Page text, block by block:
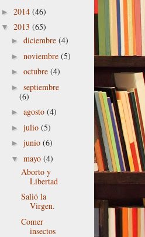
► 2014 (46)
▼ 2013 (65)
► diciembre (4)
► noviembre (5)
► octubre (4)
► septiembre
(6)
► agosto (4)
► julio (5)
► junio (6)
▼ mayo (4)
Aborto y
Libertad
Salió la
Virgen.
Comer
insectos